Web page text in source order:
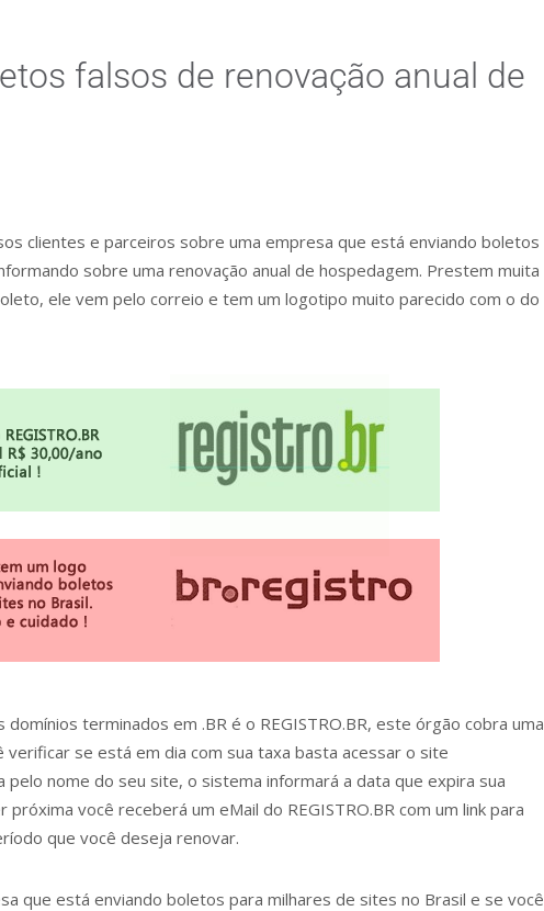
falsos de renovação anual de
clientes e parceiros sobre uma empresa que está enviando boletos
sobre uma renovação anual de hospedagem. Prestem muita
ele vem pelo correio e tem um logotipo muito parecido com o do
terminados em .BR é o REGISTRO.BR, este órgão cobra uma
verificar se está em dia com sua taxa basta acessar o site
nome do seu site, o sistema informará a data que expira sua
você receberá um eMail do REGISTRO.BR com um link para
que você deseja renovar.
que está enviando boletos para milhares de sites no Brasil e se você